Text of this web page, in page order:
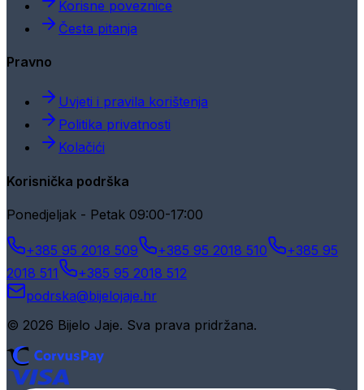
Korisne poveznice
Česta pitanja
Pravno
Uvjeti i pravila korištenja
Politika privatnosti
Kolačići
Korisnička podrška
Ponedjeljak - Petak 09:00-17:00
+385 95 2018 509 +385 95 2018 510
+385 95
2018 511
+385 95 2018 512
podrska@bijelojaje.hr
© 2026 Bijelo Jaje. Sva prava pridržana.